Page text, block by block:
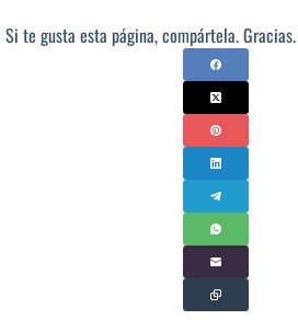
Si te gusta esta página, compártela. Gracias.